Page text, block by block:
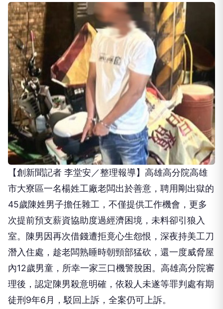
【創新聞記者 李堂安／整理報導】高雄高分院高雄
市大寮區一名楊姓工廠老闆出於善意，聘用剛出獄的
45歲陳姓男子擔任雜工，不僅提供工作機會，更多
次提前預支薪資協助度過經濟困境，未料卻引狼入
室。陳男因再次借錢遭拒竟心生怨恨，深夜持美工刀
潛入住處，趁老闆熟睡時朝頸部猛砍，還一度威脅屋
內12歲男童，所幸一家三口機警脫困。高雄高分院審
理後，認定陳男殺意明確，依殺人未遂等罪判處有期
徒刑9年6月，駁回上訴，全案仍可上訴。